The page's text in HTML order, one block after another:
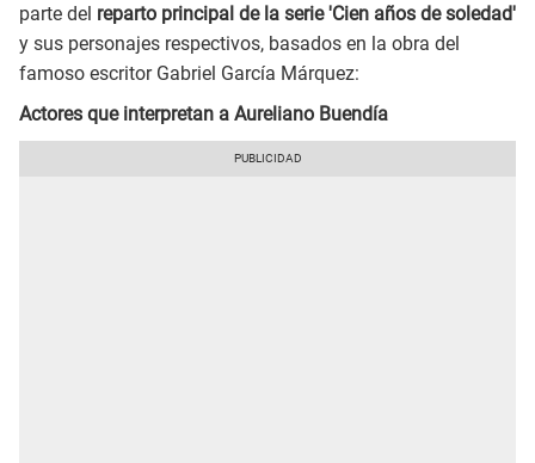
parte del reparto principal de la serie 'Cien años de soledad'
y sus personajes respectivos, basados en la obra del
famoso escritor Gabriel García Márquez:
Actores que interpretan a Aureliano Buendía